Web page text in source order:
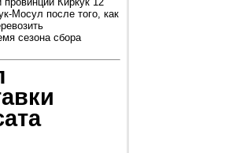
Мосул после того, как
сезона сбора